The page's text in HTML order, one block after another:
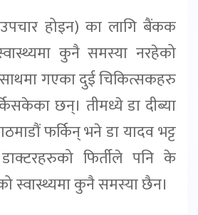
होइन) का लागि बैंकक
कुनै समस्या नरहेको
गएका दुई चिकित्सकहरु
छन्। तीमध्ये डा दीब्या
फर्किन् भने डा यादव भट्ट
फिर्तीले पनि के
स्वास्थ्यमा कुनै समस्या छैन।